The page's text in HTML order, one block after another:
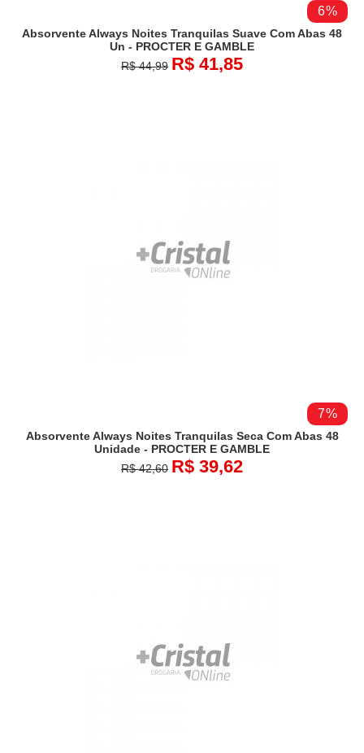
6%
Absorvente Always Noites Tranquilas Suave Com Abas 48
Un - PROCTER E GAMBLE
R$ 44,99 R$ 41,85
7%
Absorvente Always Noites Tranquilas Seca Com Abas 48
Unidade - PROCTER E GAMBLE
R$ 42,60 R$ 39,62